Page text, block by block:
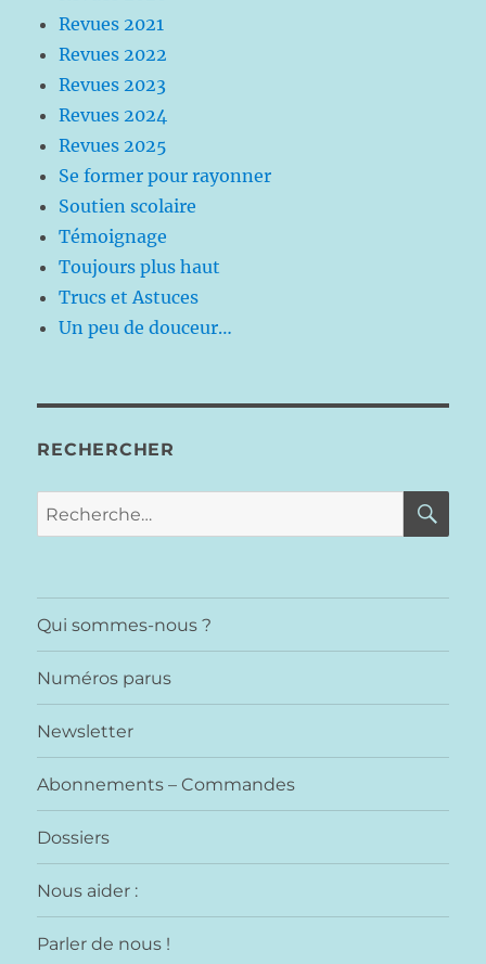
Revues 2021
Revues 2022
Revues 2023
Revues 2024
Revues 2025
Se former pour rayonner
Soutien scolaire
Témoignage
Toujours plus haut
Trucs et Astuces
Un peu de douceur…
RECHERCHER
Recherche
pour :
Qui sommes-nous ?
Numéros parus
Newsletter
Abonnements – Commandes
Dossiers
Nous aider :
Parler de nous !